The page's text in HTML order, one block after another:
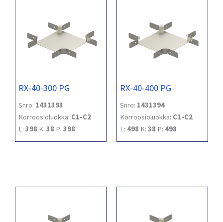
RX-40-300 PG
Snro: 1431393
Korroosioluokka: C1-C2
L: 398 K: 38 P: 398
RX-40-400 PG
Snro: 1431394
Korroosioluokka: C1-C2
L: 498 K: 38 P: 498